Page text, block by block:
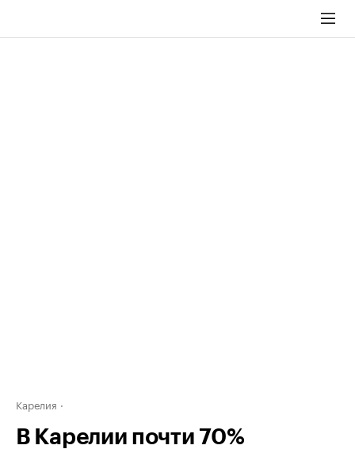
Карелия
В Карелии почти 70%